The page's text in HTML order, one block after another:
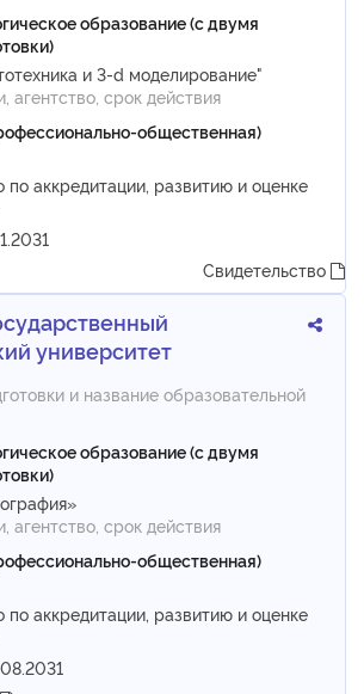
образование (с двумя
и 3-d моделирование"
агентство, срок действия
общественная)
аккредитации, развитию и оценке
Свидетельство
университет
и название образовательной
образование (с двумя
агентство, срок действия
общественная)
аккредитации, развитию и оценке